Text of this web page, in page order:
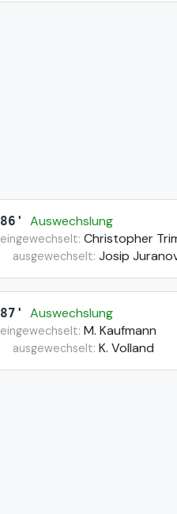
86' Auswechslung
eingewechselt: Christopher
ausgewechselt: Josip
87' Auswechslung
eingewechselt: M. Kaufmann
ausgewechselt: K. Volland